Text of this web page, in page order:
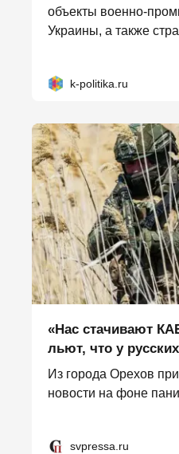
объекты военно-
Украины, а также
k-politika.ru
«Нас стачивают
льют, что у
Из города Орехов
новости на фоне
svpressa.ru